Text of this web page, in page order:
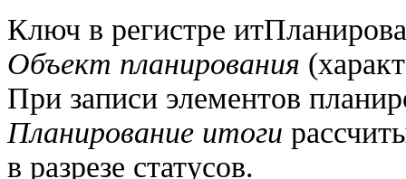
Ключ в регистре
Объект планирования
При записи элементов
Планирование итоги
в разрезе статусов.